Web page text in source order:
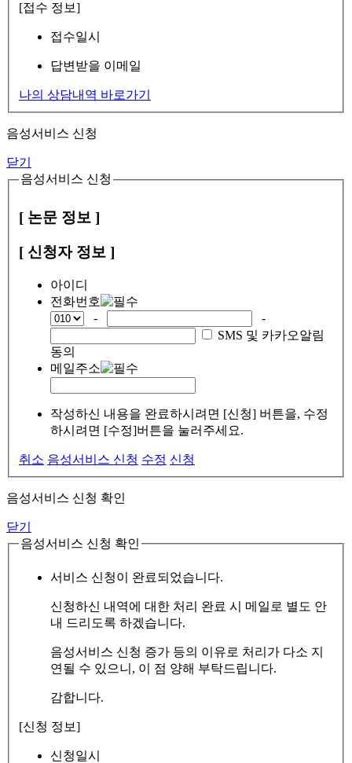
[접수 정보]
접수일시
답변받을 이메일
나의 상담내역 바로가기
음성서비스 신청
닫기
음성서비스 신청
[ 논문 정보 ]
[ 신청자 정보 ]
아이디
전화번호
-
-
SMS 및 카카오알림
동의
메일주소
작성하신 내용을 완료하시려면 [신청] 버튼을, 수정
하시려면 [수정]버튼을 눌러주세요.
취소 음성서비스 신청 수정 신청
음성서비스 신청 확인
닫기
음성서비스 신청 확인
서비스 신청이 완료되었습니다.
신청하신 내역에 대한 처리 완료 시 메일로 별도 안
내 드리도록 하겠습니다.
음성서비스 신청 증가 등의 이유로 처리가 다소 지
연될 수 있으니, 이 점 양해 부탁드립니다.
감합니다.
[신청 정보]
신청일시